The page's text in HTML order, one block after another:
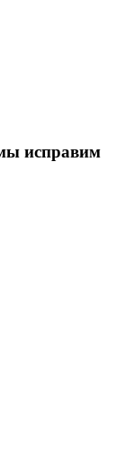
исправим